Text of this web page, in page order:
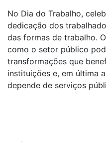
No Dia do Trabalho,
dedicação dos
das formas de trabalho.
como o setor público
transformações que
instituições e, em última
depende de serviços